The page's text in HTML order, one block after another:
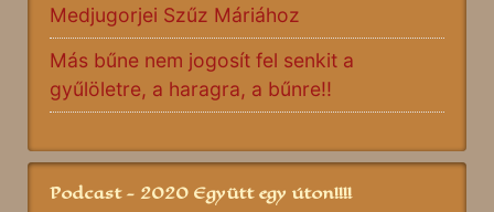
Medjugorjei Szűz Máriához
Más bűne nem jogosít fel senkit a
gyűlöletre, a haragra, a bűnre!!
Podcast - 2020 Együtt egy úton!!!!